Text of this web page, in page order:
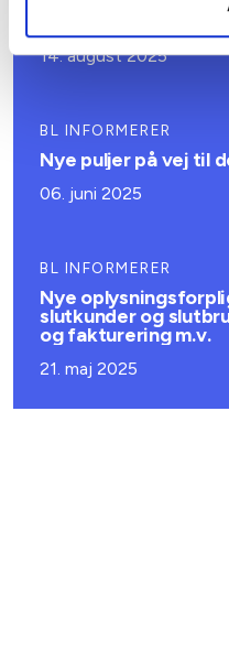
14. august 2025
BL INFORMERER
Nye puljer på vej til
06. juni 2025
BL INFORMERER
Nye
slutkunder og
og fakturering m.v.
21. maj 2025